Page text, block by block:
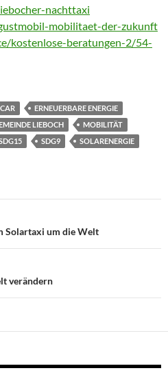
nachttaxi
mobilitaet-der-zukunft
kostenlose-beratungen-2/54-
ERNEUERBARE ENERGIE
LIEBOCH
MOBILITÄT
SDG9
SOLARENERGIE
Solartaxi um die Welt
verändern